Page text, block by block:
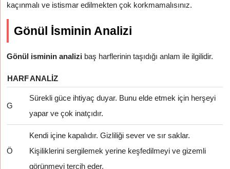
kaçınmalı ve istismar edilmekten çok korkmamalısınız.
Gönül İsminin Analizi
Gönül isminin analizi baş harflerinin taşıdığı anlam ile ilgilidir.
HARFANALIZ
G
Sürekli güce ihtiyaç duyar. Bunu elde etmek için herşeyi
yapar ve çok inatçıdır.
Ö
Kendi içine kapalıdır. Gizliliği sever ve sır saklar.
Kişiliklerini sergilemek yerine keşfedilmeyi ve gizemli
görünmeyi tercih eder.